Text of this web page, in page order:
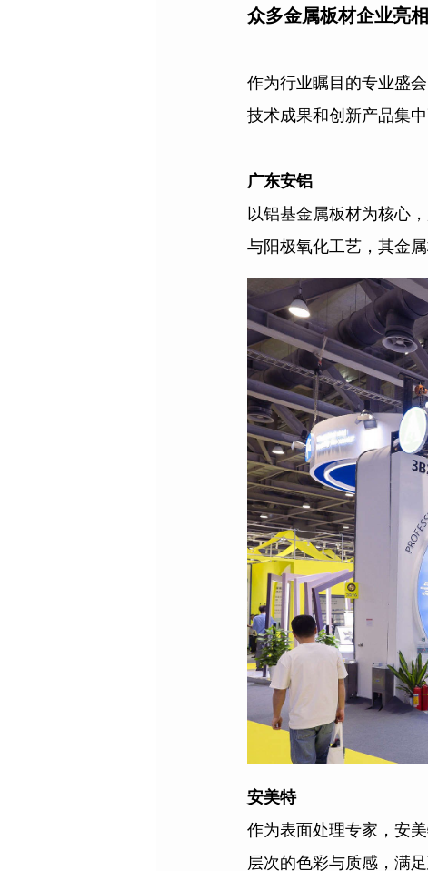
众多金属板材企业亮
作为行业瞩目的专业盛
技术成果和创新产品集
广东安铝
以铝基金属板材为核心
与阳极氧化工艺，其金
安美特
作为表面处理专家，安
层次的色彩与质感，满